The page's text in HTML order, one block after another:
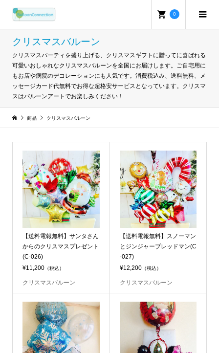
0
クリスマスバルーン
クリスマスパーティを盛り上げる、クリスマスギフトに贈ってに喜ばれる
可愛いおしゃれなクリスマスバルーンを全国にお届けします。ご自宅用に
もお店や病院のデコレーションにも人気です。消費税込み、送料無料、メ
ッセージカード代無料でお得な超格安サービスとなっています。クリスマ
スはバルーンアートでお楽しみください！
商品 クリスマスバルーン
【送料電報無料】サンタさん
からのクリスマスプレゼント
(C-026)
¥11,200（税込）
クリスマスバルーン
【送料電報無料】スノーマン
とジンジャーブレッドマン(C
-027)
¥12,200（税込）
クリスマスバルーン